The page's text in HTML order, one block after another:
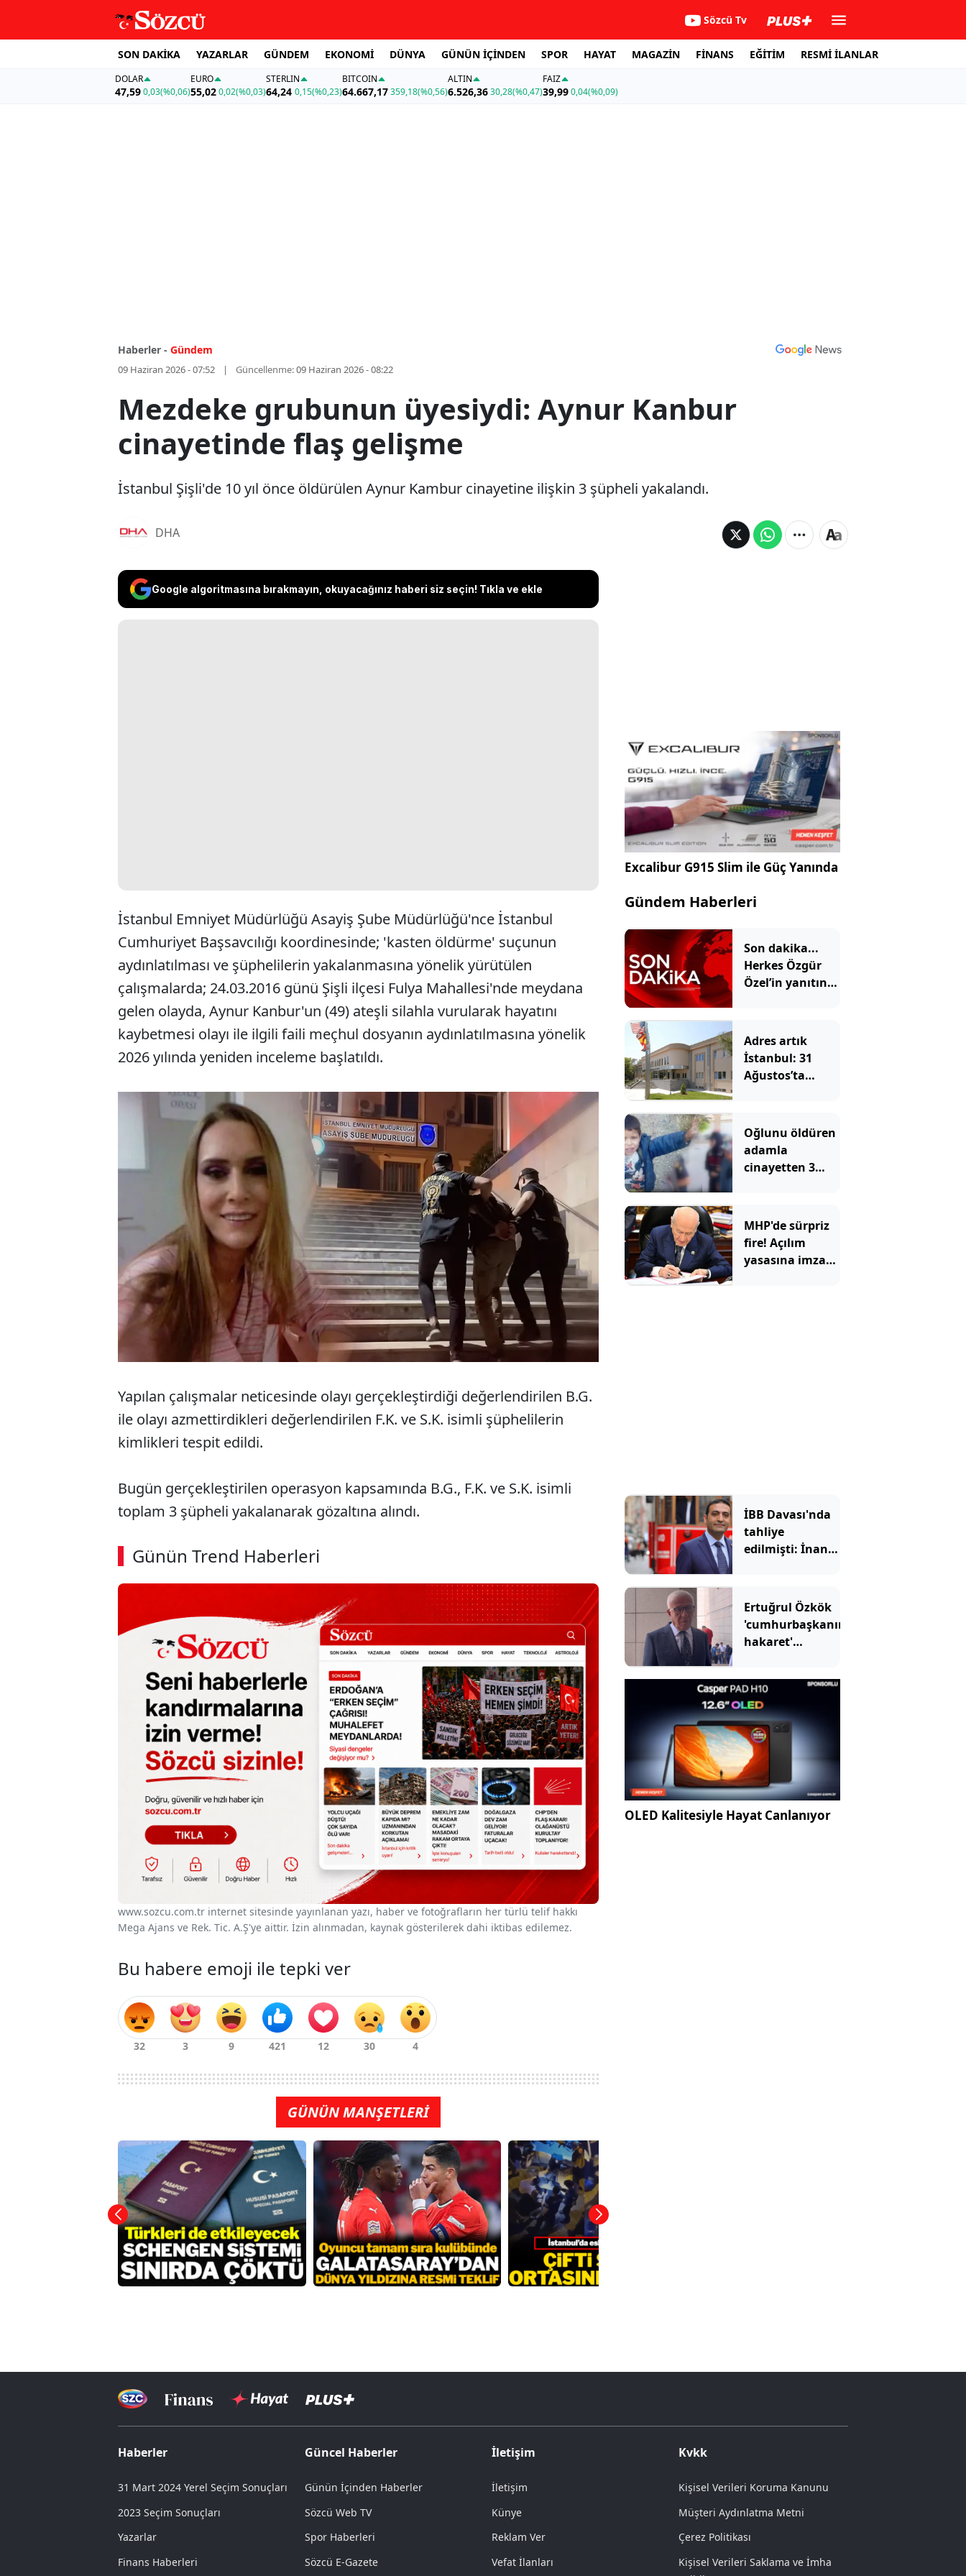
Sözcü Tv
SON DAKİKA YAZARLAR GÜNDEM EKONOMİ DÜNYA GÜNÜN İÇİNDEN SPOR HAYAT MAGAZİN FİNANS EĞİTİM RESMİ İLANLAR
DOLAR
47,590,03(%0,06)
EURO
55,02 0,02(%0,03)
STERLIN
64,24 0,15(%0,23)
BITCOIN
64.667,17359,18(%0,56)
ALTIN
6.526,3630,28(%0,47)
FAİZ
39,990,04(%0,09)
Haberler - Gündem
09 Haziran 2026 - 07:52 Güncellenme:09 Haziran 2026 - 08:22
Mezdeke grubunun üyesiydi: Aynur Kanbur
cinayetinde flaş gelişme
İstanbul Şişli'de 10 yıl önce öldürülen Aynur Kambur cinayetine ilişkin 3 şüpheli yakalandı.
DHA
Google algoritmasına bırakmayın, okuyacağınız haberi siz seçin! Tıkla ve ekle
İstanbul Emniyet Müdürlüğü Asayiş Şube Müdürlüğü'nce İstanbul
Cumhuriyet Başsavcılığı koordinesinde; 'kasten öldürme' suçunun
aydınlatılması ve şüphelilerin yakalanmasına yönelik yürütülen
çalışmalarda; 24.03.2016 günü Şişli ilçesi Fulya Mahallesi'nde meydana
gelen olayda, Aynur Kanbur'un (49) ateşli silahla vurularak hayatını
kaybetmesi olayı ile ilgili faili meçhul dosyanın aydınlatılmasına yönelik
2026 yılında yeniden inceleme başlatıldı.
Yapılan çalışmalar neticesinde olayı gerçekleştirdiği değerlendirilen B.G.
ile olayı azmettirdikleri değerlendirilen F.K. ve S.K. isimli şüphelilerin
kimlikleri tespit edildi.
Bugün gerçekleştirilen operasyon kapsamında B.G., F.K. ve S.K. isimli
toplam 3 şüpheli yakalanarak gözaltına alındı.
Günün Trend Haberleri
www.sozcu.com.tr internet sitesinde yayınlanan yazı, haber ve fotoğrafların her türlü telif hakkı
Mega Ajans ve Rek. Tic. A.Ş'ye aittir. İzin alınmadan, kaynak gösterilerek dahi iktibas edilemez.
Bu habere emoji ile tepki ver
GÜNÜN MANŞETLERİ
Excalibur G915 Slim ile Güç Yanında
Gündem Haberleri
Son dakika...
Herkes Özgür
Özel’in yanıtını
yok
Adres artık
İstanbul: 31
Ağustos’ta
Oğlunu öldüren
adamla
cinayetten 3
MHP'de sürpriz
fire! Açılım
yasasına imza
İBB Davası'nda
tahliye
edilmişti: İnan
Ertuğrul Özkök
'cumhurbaşkanına
hakaret'
verdi
OLED Kalitesiyle Hayat Canlanıyor
Haberler
31 Mart 2024 Yerel Seçim Sonuçları
2023 Seçim Sonuçları
Yazarlar
Finans Haberleri
Güncel Haberler
Günün İçinden Haberler
Sözcü Web TV
Spor Haberleri
Sözcü E-Gazete
İletişim
İletişim
Künye
Reklam Ver
Vefat İlanları
Kvkk
Kişisel Verileri Koruma Kanunu
Müşteri Aydınlatma Metni
Çerez Politikası
Kişisel Verileri Saklama ve İmha